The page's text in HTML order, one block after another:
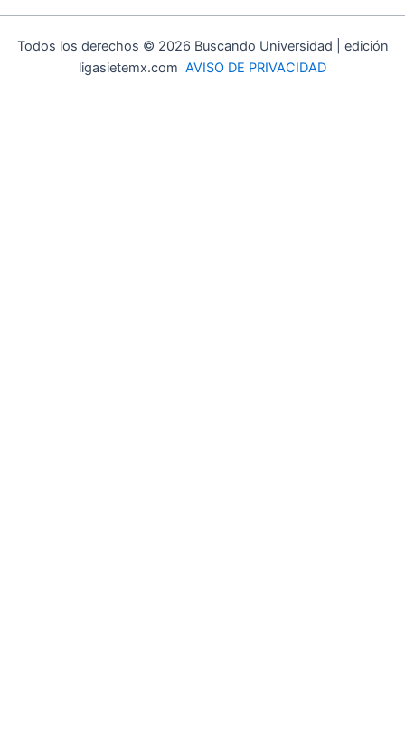
Todos los derechos © 2026 Buscando Universidad | edición
ligasietemx.com AVISO DE PRIVACIDAD